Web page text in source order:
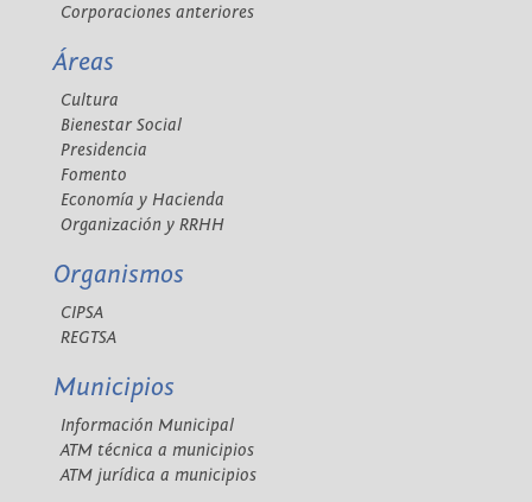
Corporaciones anteriores
Áreas
Cultura
Bienestar Social
Presidencia
Fomento
Economía y Hacienda
Organización y RRHH
Organismos
CIPSA
REGTSA
Municipios
Información Municipal
ATM técnica a municipios
ATM jurídica a municipios